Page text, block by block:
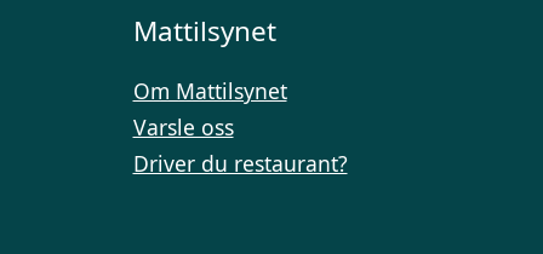
Mattilsynet
Om Mattilsynet
Varsle oss
Driver du restaurant?